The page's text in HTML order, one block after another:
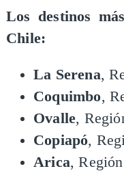
​Los destinos
Chile:
La Serena,
Coquimbo,
Ovalle,
Copiapó,
Arica,